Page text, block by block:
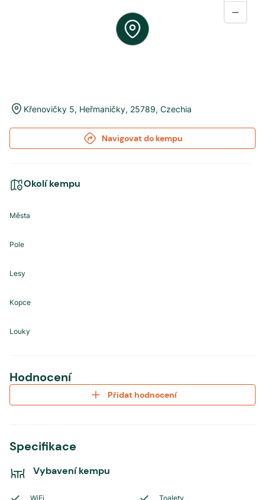
Křenovičky 5, Heřmaničky, 25789, Czechia
Navigovat do kempu
Okolí kempu
Města
Pole
Lesy
Kopce
Louky
Hodnocení
Přidat hodnocení
Specifikace
Vybavení kempu
WiFi Toalety